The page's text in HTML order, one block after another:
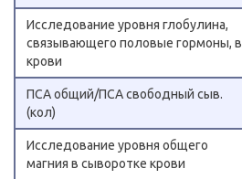
Исследование уровня глобулина,
связывающего половые гормоны, в
крови
ПСА общий/ПСА свободный сыв.
(кол)
Исследование уровня общего
магния в сыворотке крови